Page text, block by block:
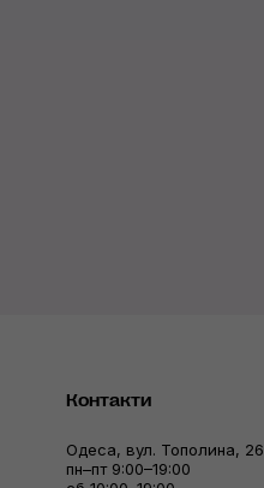
Контакти
Одеса, вул. Тополина, 26
пн–пт 9:00–19:00